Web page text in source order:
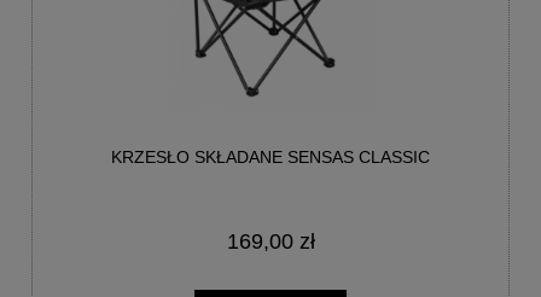
KRZESŁO SKŁADANE SENSAS CLASSIC
169,00 zł